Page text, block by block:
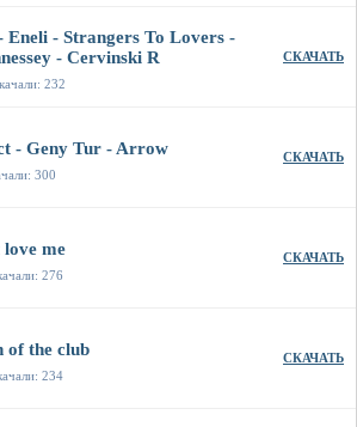
Eneli - Strangers To Lovers -
- Cervinski R
232
СКАЧАТЬ
- Geny Tur - Arrow
300
СКАЧАТЬ
me
276
СКАЧАТЬ
of the club
234
СКАЧАТЬ